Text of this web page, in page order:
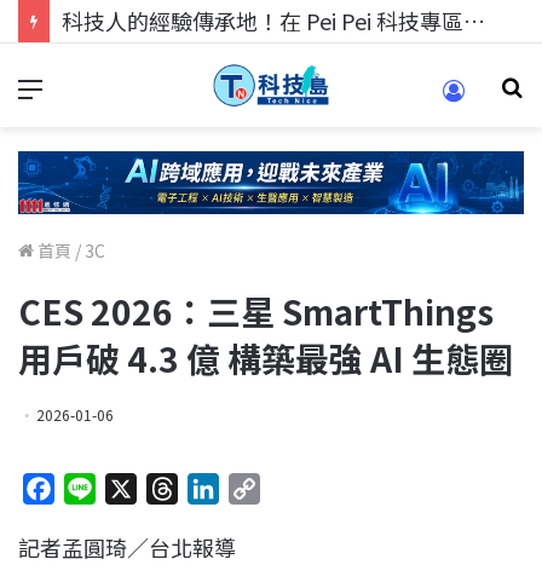
科技人找工作，就到TECH+ 科技專區!
首頁 / 3C
CES 2026：三星 SmartThings
用戶破 4.3 億 構築最強 AI 生態圈
2026-01-06
c
n
r
n
記者孟圓琦／台北報導